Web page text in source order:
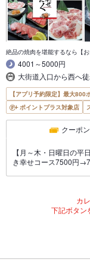
絶品の焼肉を堪能するなら【お
4001～5000円
大街道入口から西へ
【アプリ予約限定】最大800
ポイントプラス対象店
クーポン
【月～木・日曜日の
き幸せコース7500円
カ
下記ボタン